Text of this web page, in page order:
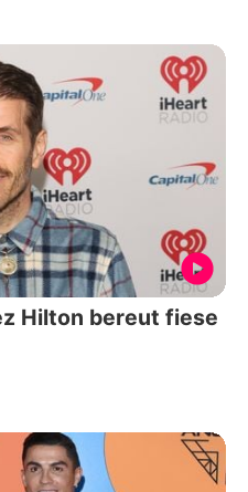
Hilton bereut fiese